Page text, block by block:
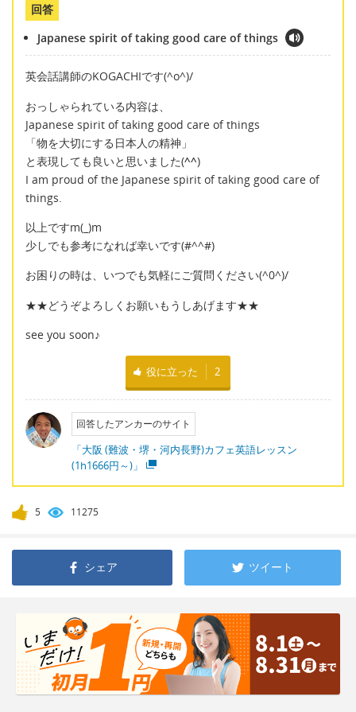
回答
Japanese spirit of taking good care of things
英会話講師のKOGACHIです(^o^)/
おっしゃられている内容は、
Japanese spirit of taking good care of things
「物を大切にする日本人の精神」
と表現しても良いと思いました(^^)
I am proud of the Japanese spirit of taking good care of
things.
以上ですm(_)m
少しでも参考になれば幸いです(#^^#)
お困りの時は、いつでも気軽にご質問ください(^0^)/
★★どうぞよろしくお願いもうしあげます★★
see you soon♪
役に立った 2
回答したアンカーのサイト
「大阪 (難波・堺・河内長野)カフェ英語レッスン
(1h1666円～)」
5 11275
シェア ツイート